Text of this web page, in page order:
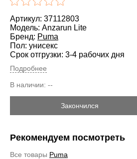
Артикул: 37112803
Модель: Anzarun Lite
Бренд: Puma
Пол: унисекс
Срок отгрузки: 3-4 рабочих дня
Подробнее
В наличии: --
Закончился
Рекомендуем посмотреть
Все товары Puma